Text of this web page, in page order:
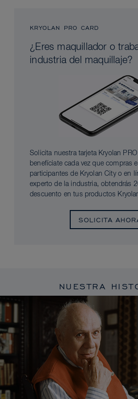
KRYOLAN PRO CARD
¿Eres maquillador o
industria del maquillaje?
Solicita nuestra tarjeta Kryolan
benefíciate cada vez que compras
participantes de Kryolan City o en
experto de la industria, obtendrás
descuento en tus productos
SOLICITA
NUESTRA